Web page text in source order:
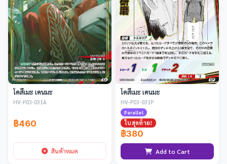
โคสึเมะ เคนมะ
HV-P03-031A
฿460
สินค้าหมด
โคสึเมะ เคนมะ
HV-P03-031P
Parallel
ใบสุดท้าย!
฿380
Add to Cart